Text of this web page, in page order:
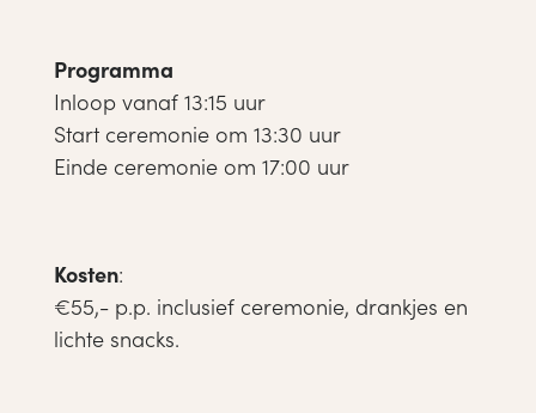
Programma
Inloop vanaf 13:15 uur
Start ceremonie om 13:30 uur
Einde ceremonie om 17:00 uur
Kosten:
€55,- p.p. inclusief ceremonie, drankjes en
lichte snacks.